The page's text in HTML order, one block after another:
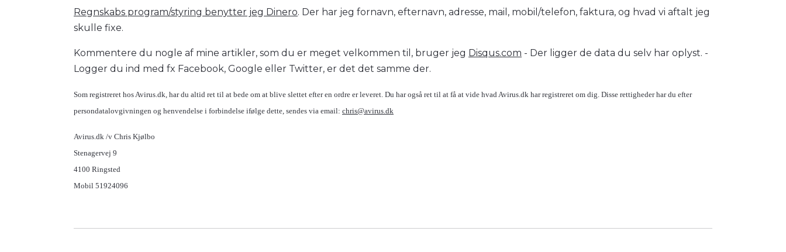
Regnskabs program/styring benytter jeg Dinero. Der har jeg fornavn, efternavn, adresse, mail, mobil/telefon, faktura, og hvad vi aftalt jeg
skulle fixe.
Kommentere du nogle af mine artikler, som du er meget velkommen til, bruger jeg Disqus.com - Der ligger de data du selv har oplyst. -
Logger du ind med fx Facebook, Google eller Twitter, er det det samme der.
Som registreret hos Avirus.dk, har du altid ret til at bede om at blive slettet efter en ordre er leveret. Du har også ret til at få at vide hvad Avirus.dk har registreret om dig. Disse rettigheder har du efter
persondatalovgivningen og henvendelse i forbindelse ifølge dette, sendes via email: chris@avirus.dk
Avirus.dk /v Chris Kjølbo
Stenagervej 9
4100 Ringsted
Mobil 51924096